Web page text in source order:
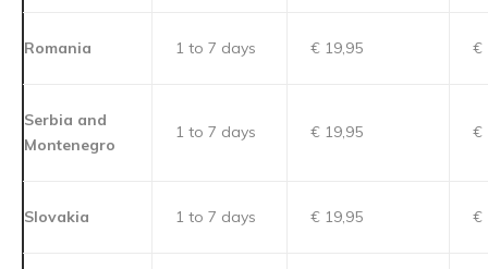
Romania 1 to 7 days € 19,95 €
Serbia and
Montenegro
1 to 7 days € 19,95 €
Slovakia 1 to 7 days € 19,95 €